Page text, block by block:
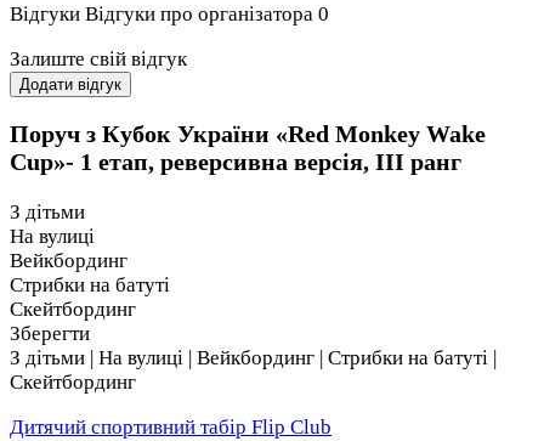
Відгуки Відгуки про організатора 0
Залиште свій відгук
Додати відгук
Поруч з Кубок України «Red Monkey Wake
Cup»- 1 етап, реверсивна версія, III ранг
З дітьми
На вулиці
Вейкбординг
Стрибки на батуті
Скейтбординг
Зберегти
З дітьми | На вулиці | Вейкбординг | Стрибки на батуті |
Скейтбординг
Дитячий спортивний табір Flip Club